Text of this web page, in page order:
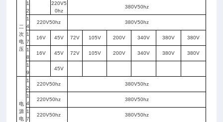
二
次
电
压
1
2
220V5
0hz
380V50hz
1
4
220V50hz 380V50hz
1
7
16V 45V 72V 105V 200V 340V 380V 380V
1
8
16V 45V 72V 105V 200V 340V 380V 380V
1
9
45V
电
源
电
1
2
220V50hz 380V50hz
1
4
220V50hz 380V50hz
1
7
220V50hz 380V50hz